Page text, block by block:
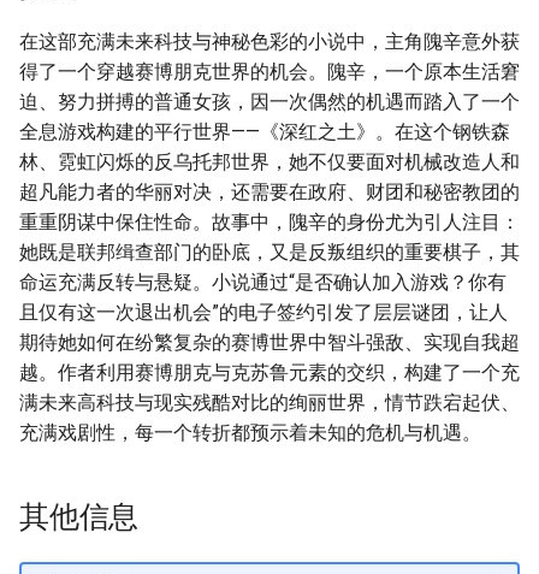
在这部充满未来科技与神秘色彩的小说中，主角隗辛意外获
得了一个穿越赛博朋克世界的机会。隗辛，一个原本生活窘
迫、努力拼搏的普通女孩，因一次偶然的机遇而踏入了一个
全息游戏构建的平行世界——《深红之土》。在这个钢铁森
林、霓虹闪烁的反乌托邦世界，她不仅要面对机械改造人和
超凡能力者的华丽对决，还需要在政府、财团和秘密教团的
重重阴谋中保住性命。故事中，隗辛的身份尤为引人注目：
她既是联邦缉查部门的卧底，又是反叛组织的重要棋子，其
命运充满反转与悬疑。小说通过“是否确认加入游戏？你有
且仅有这一次退出机会”的电子签约引发了层层谜团，让人
期待她如何在纷繁复杂的赛博世界中智斗强敌、实现自我超
越。作者利用赛博朋克与克苏鲁元素的交织，构建了一个充
满未来高科技与现实残酷对比的绚丽世界，情节跌宕起伏、
充满戏剧性，每一个转折都预示着未知的危机与机遇。
其他信息